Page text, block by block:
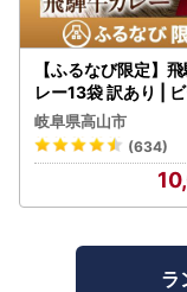
【ふるなび限定】
レー13袋 訳あり | ビーフ レ
トルト 訳あり
01 FN-Limited-VO
岐阜県高山市
(634)
ラ